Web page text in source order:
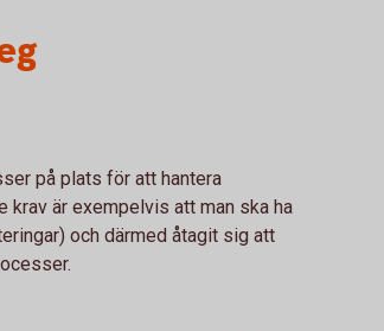
på plats för att hantera
krav är exempelvis att man ska ha
och därmed åtagit sig att